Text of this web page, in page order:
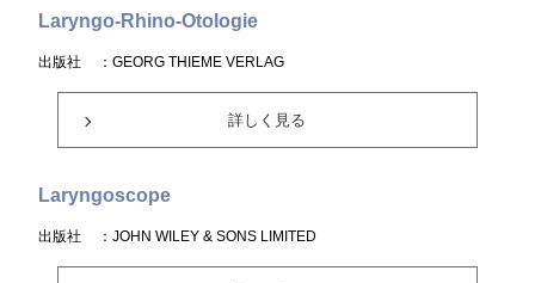
Laryngo-Rhino-Otologie
出版社 ：GEORG THIEME VERLAG
詳しく見る
Laryngoscope
出版社 ：JOHN WILEY & SONS LIMITED